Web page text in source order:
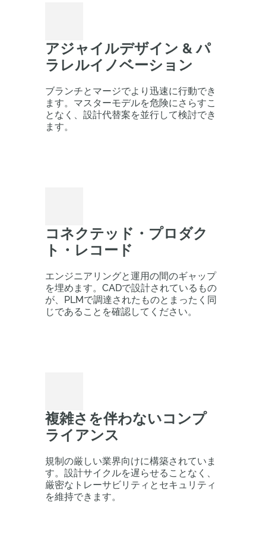
アジャイルデザイン & パ
ラレルイノベーション
ブランチとマージでより迅速に行動でき
ます。マスターモデルを危険にさらすこ
となく、設計代替案を並行して検討でき
ます。
コネクテッド・プロダク
ト・レコード
エンジニアリングと運用の間のギャップ
を埋めます。CADで設計されているもの
が、PLMで調達されたものとまったく同
じであることを確認してください。
複雑さを伴わないコンプ
ライアンス
規制の厳しい業界向けに構築されていま
す。設計サイクルを遅らせることなく、
厳密なトレーサビリティとセキュリティ
を維持できます。